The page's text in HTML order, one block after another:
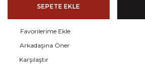
SEPETE EKLE
Arkadaşına Öner
Karşılaştır